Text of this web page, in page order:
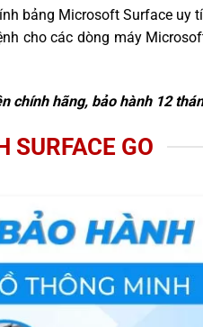
bảng Microsoft Surface uy
cho các dòng máy
chính hãng, bảo hành 12
SURFACE GO